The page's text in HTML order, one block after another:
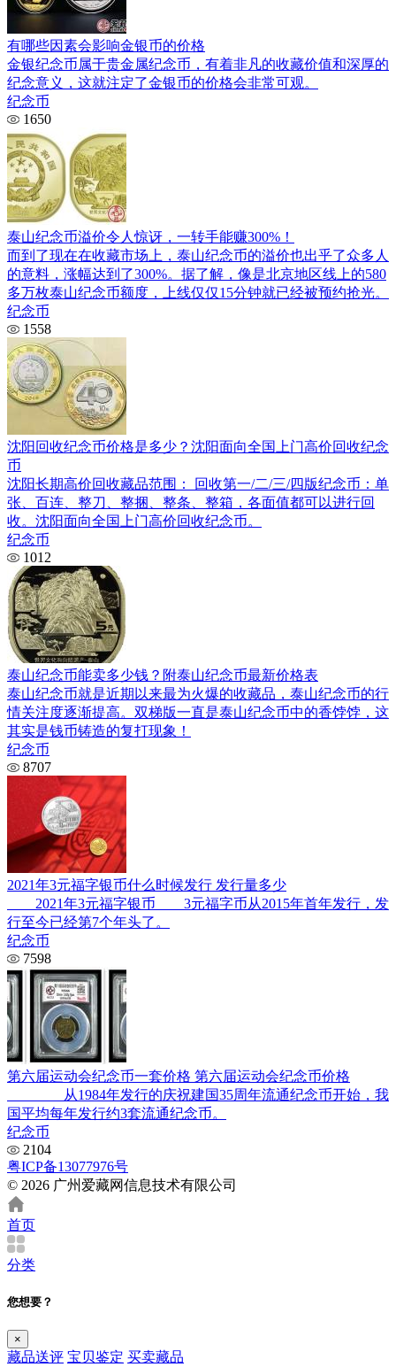
有哪些因素会影响金银币的价格
金银纪念币属于贵金属纪念币，有着非凡的收藏价值和深厚的
纪念意义，这就注定了金银币的价格会非常可观。
纪念币
1650
泰山纪念币溢价令人惊讶，一转手能赚300%！
而到了现在在收藏市场上，泰山纪念币的溢价也出乎了众多人
的意料，涨幅达到了300%。据了解，像是北京地区线上的580
多万枚泰山纪念币额度，上线仅仅15分钟就已经被预约抢光。
纪念币
1558
沈阳回收纪念币价格是多少？沈阳面向全国上门高价回收纪念
币
沈阳长期高价回收藏品范围： 回收第一/二/三/四版纪念币：单
张、百连、整刀、整捆、整条、整箱，各面值都可以进行回
收。沈阳面向全国上门高价回收纪念币。
纪念币
1012
泰山纪念币能卖多少钱？附泰山纪念币最新价格表
泰山纪念币就是近期以来最为火爆的收藏品，泰山纪念币的行
情关注度逐渐提高。双梯版一直是泰山纪念币中的香饽饽，这
其实是钱币铸造的复打现象！
纪念币
8707
2021年3元福字银币什么时候发行 发行量多少
2021年3元福字银币 3元福字币从2015年首年发行，发
行至今已经第7个年头了。
纪念币
7598
第六届运动会纪念币一套价格 第六届运动会纪念币价格
从1984年发行的庆祝建国35周年流通纪念币开始，我
国平均每年发行约3套流通纪念币。
纪念币
2104
粤ICP备13077976号
© 2026 广州爱藏网信息技术有限公司
首页
分类
您想要？
×
藏品送评 宝贝鉴定 买卖藏品